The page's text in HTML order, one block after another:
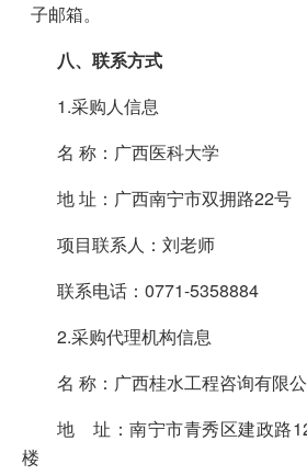
子邮箱。
八、联系方式
1.采购人信息
名 称：广西医科大学
地 址：广西南宁市双拥路22号
项目联系人：刘老师
联系电话：0771-5358884
2.采购代理机构信息
名 称：广西桂水工程咨询有限
地 址：南宁市青秀区建政路
楼